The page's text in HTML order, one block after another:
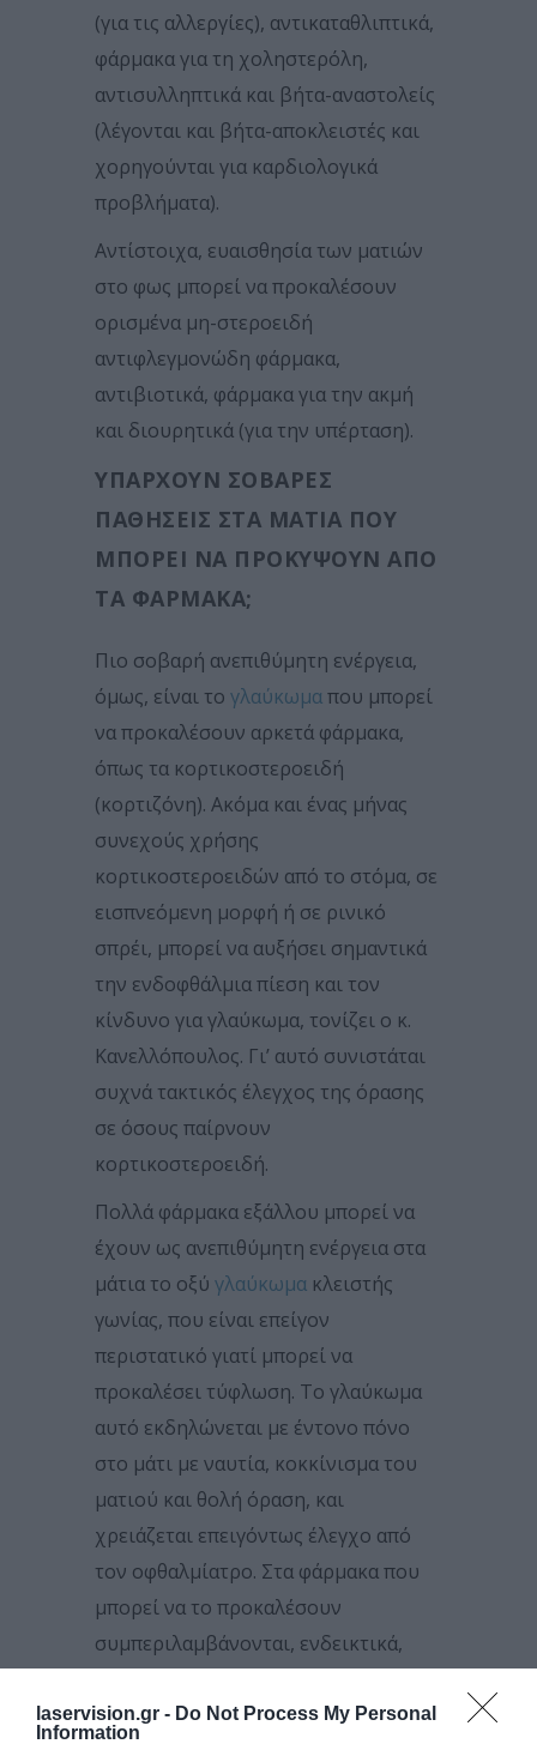
laservision.gr - Do Not Process My Personal
Information
(για τις αλλεργίες), αντικαταθλιπτικά,
φάρμακα για τη χοληστερόλη,
αντισυλληπτικά και βήτα-αναστολείς
(λέγονται και βήτα-αποκλειστές και
χορηγούνται για καρδιολογικά
προβλήματα).
Αντίστοιχα, ευαισθησία των ματιών
στο φως μπορεί να προκαλέσουν
ορισμένα μη-στεροειδή
αντιφλεγμονώδη φάρμακα,
αντιβιοτικά, φάρμακα για την ακμή
και διουρητικά (για την υπέρταση).
ΥΠΆΡΧΟΥΝ ΣΟΒΑΡΈΣ
ΠΑΘΉΣΕΙΣ ΣΤΑ ΜΆΤΙΑ ΠΟΥ
ΜΠΟΡΕΊ ΝΑ ΠΡΟΚΎΨΟΥΝ ΑΠΌ
ΤΑ ΦΆΡΜΑΚΑ;
Πιο σοβαρή ανεπιθύμητη ενέργεια,
όμως, είναι το γλαύκωμαπου μπορεί
να προκαλέσουν αρκετά φάρμακα,
όπως τα κορτικοστεροειδή
(κορτιζόνη). Ακόμα και ένας μήνας
συνεχούς χρήσης
κορτικοστεροειδών από το στόμα, σε
εισπνεόμενη μορφή ή σε ρινικό
σπρέι, μπορεί να αυξήσει σημαντικά
την ενδοφθάλμια πίεση και τον
κίνδυνο για γλαύκωμα, τονίζει ο κ.
Κανελλόπουλος. Γι’ αυτό συνιστάται
συχνά τακτικός έλεγχος της όρασης
σε όσους παίρνουν
κορτικοστεροειδή.
Πολλά φάρμακα εξάλλου μπορεί να
έχουν ως ανεπιθύμητη ενέργεια στα
μάτια το οξύ γλαύκωμα κλειστής
γωνίας, που είναι επείγον
περιστατικό γιατί μπορεί να
προκαλέσει τύφλωση. Το γλαύκωμα
αυτό εκδηλώνεται με έντονο πόνο
στο μάτι με ναυτία, κοκκίνισμα του
ματιού και θολή όραση, και
χρειάζεται επειγόντως έλεγχο από
τον οφθαλμίατρο. Στα φάρμακα που
μπορεί να το προκαλέσουν
συμπεριλαμβάνονται, ενδεικτικά,
για τη νόσο Πάρκινσον, το έλκος, το